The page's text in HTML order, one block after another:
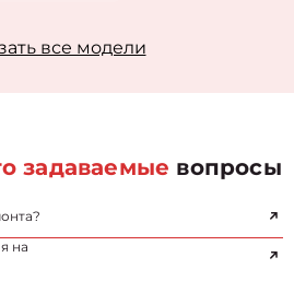
все модели
задаваемые вопросы
на